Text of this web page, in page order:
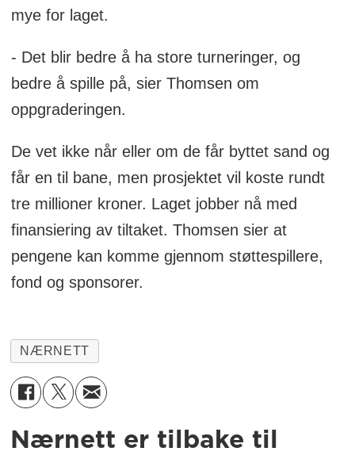
mye for laget.
- Det blir bedre å ha store turneringer, og
bedre å spille på, sier Thomsen om
oppgraderingen.
De vet ikke når eller om de får byttet sand og
får en til bane, men prosjektet vil koste rundt
tre millioner kroner. Laget jobber nå med
finansiering av tiltaket. Thomsen sier at
pengene kan komme gjennom støttespillere,
fond og sponsorer.
NÆRNETT
Nærnett er tilbake til